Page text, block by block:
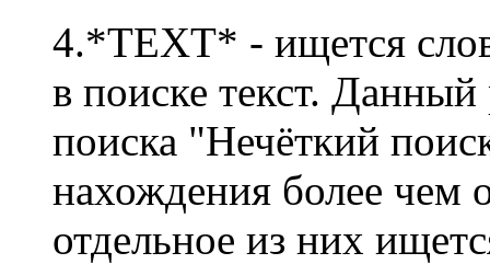
4.*TEXT* - ищется
в поиске текст.
поиска "Нечёткий
нахождения более чем
отдельное из них